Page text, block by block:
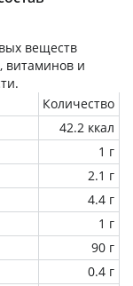
веществ
витаминов и
Количество
42.2 ккал
1 г
2.1 г
4.4 г
1 г
90 г
0.4 г